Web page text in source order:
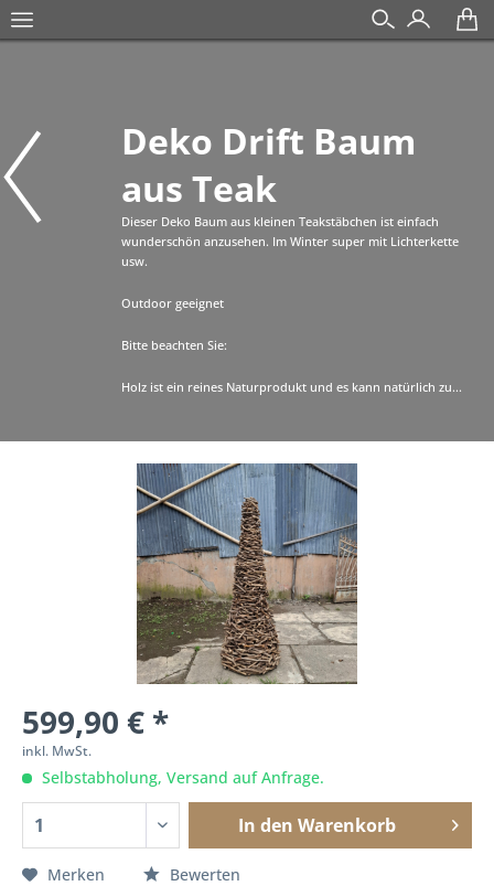
Deko Drift Baum
aus Teak
Dieser Deko Baum aus kleinen Teakstäbchen ist einfach
wunderschön anzusehen. Im Winter super mit Lichterkette
usw.
Outdoor geeignet
Bitte beachten Sie:
Holz ist ein reines Naturprodukt und es kann natürlich zu...
599,90 € *
inkl. MwSt.
Selbstabholung, Versand auf Anfrage.
In den Warenkorb
Merken Bewerten